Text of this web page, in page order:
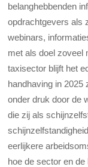
belanghebbenden
opdrachtgevers als
webinars,
met als doel zoveel
taxisector blijft het
handhaving in 2025
onder druk door de
die zij als
eerlijkere
hoe de sector en